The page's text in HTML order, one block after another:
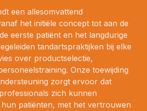
een allesomvattend
het initiële concept tot aan de
eerste patiënt en het langdurige
tandartspraktijken bij elke
over productselectie,
Onze toewijding
zorgt ervoor dat
zich kunnen
patiënten, met het vertrouwen